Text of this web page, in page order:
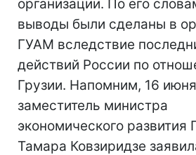
организации. По его
выводы были сделаны в
ГУАМ вследствие
действий России по
Грузии. Напомним, 16 июня
заместитель министра
экономического развития
Тамара Ковзиридзе